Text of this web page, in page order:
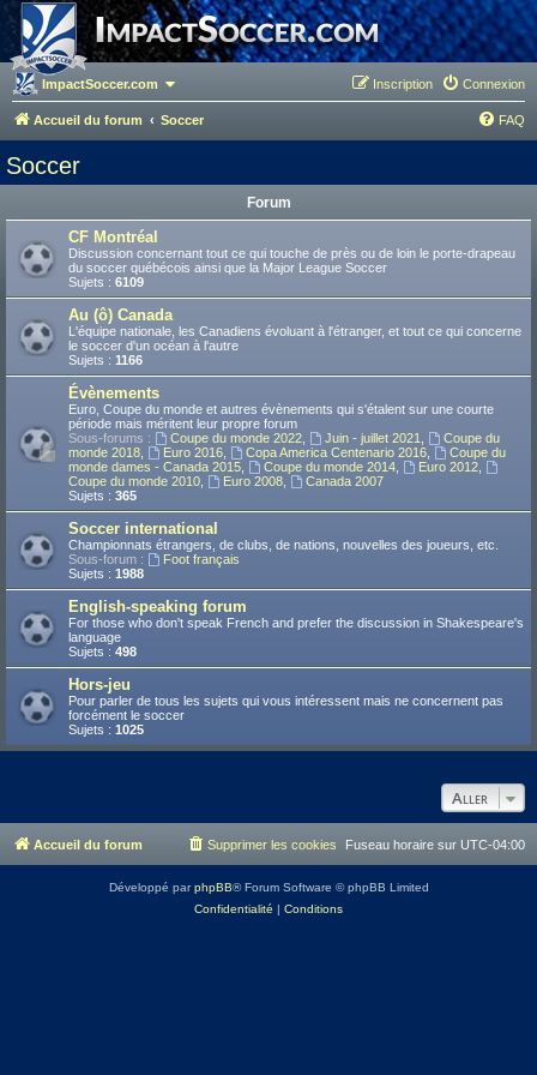
ImpactSoccer.com Connexion
Inscription
Accueil du forum Soccer FAQ
Soccer
Forum
CF Montréal
Discussion concernant tout ce qui touche de près ou de loin le porte-drapeau
du soccer québécois ainsi que la Major League Soccer
Sujets : 6109
Au (ô) Canada
L'équipe nationale, les Canadiens évoluant à l'étranger, et tout ce qui concerne
le soccer d'un océan à l'autre
Sujets : 1166
Évènements
Euro, Coupe du monde et autres évènements qui s'étalent sur une courte
période mais méritent leur propre forum
Sous-forums :
Coupe du monde 2022, Juin - juillet 2021
Coupe du
monde 2018
Euro 2016, Copa America Centenario 2016,
Coupe du
monde dames - Canada 2015
Coupe du monde 2014, Euro 2012,
Coupe du monde 2010
Euro 2008,
Canada 2007
Sujets : 365
Soccer international
Championnats étrangers, de clubs, de nations, nouvelles des joueurs, etc.
Sous-forum :
Foot français
Sujets : 1988
English-speaking forum
For those who don't speak French and prefer the discussion in Shakespeare's
language
Sujets : 498
Hors-jeu
Pour parler de tous les sujets qui vous intéressent mais ne concernent pas
forcément le soccer
Sujets : 1025
Aller
Accueil du forum Fuseau horaire sur UTC-04:00
Supprimer les cookies
Développé parphpBB® Forum Software © phpBB Limited
Confidentialité | Conditions